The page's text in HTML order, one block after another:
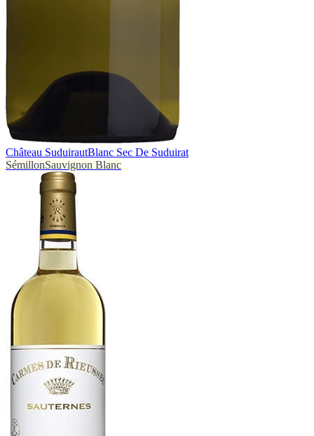
Château SuduirautBlanc Sec De Suduirat
SémillonSauvignon Blanc